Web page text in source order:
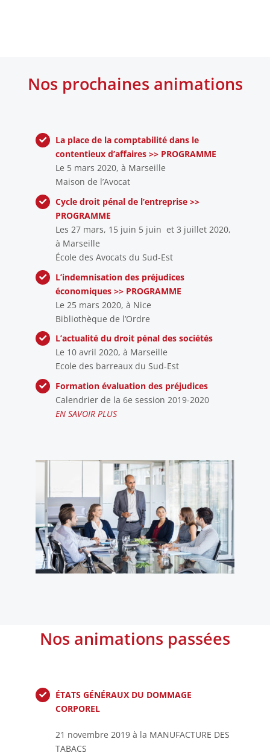
Nos prochaines animations
La place de la comptabilité dans le
contentieux d’affaires >> PROGRAMME
Le 5 mars 2020, à Marseille
Maison de l’Avocat
Cycle droit pénal de l’entreprise >>
PROGRAMME
Les 27 mars, 15 juin 5 juin et 3 juillet 2020,
à Marseille
École des Avocats du Sud-Est
L’indemnisation des préjudices
économiques>> PROGRAMME
Le 25 mars 2020, à Nice
Bibliothèque de l’Ordre
L’actualité du droit pénal des sociétés
Le 10 avril 2020, à Marseille
Ecole des barreaux du Sud-Est
Formation évaluation des préjudices
Calendrier de la 6e session 2019-2020
EN SAVOIR PLUS
Nos animations passées
ÉTATS GÉNÉRAUX DU DOMMAGE
CORPOREL
21 novembre 2019 à la MANUFACTURE DES
TABACS